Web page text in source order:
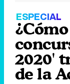
ESPECIAL
2020'
de la